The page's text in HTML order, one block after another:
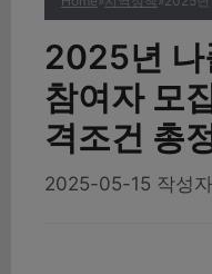
2025년 나
참여자 모
격조건 총
2025-05-15 작성